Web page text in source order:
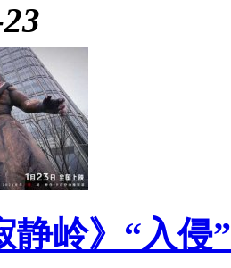
静岭》“入